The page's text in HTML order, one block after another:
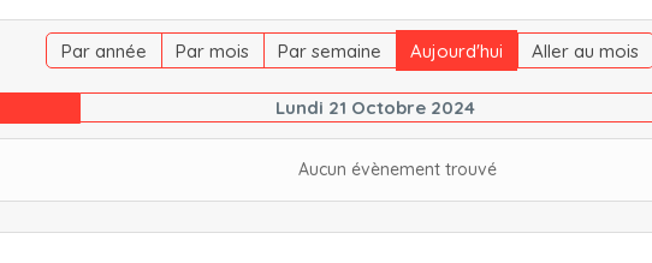
Par année Par mois Par semaine Aujourd'hui Aller au mois
Lundi 21 Octobre 2024
Aucun évènement trouvé